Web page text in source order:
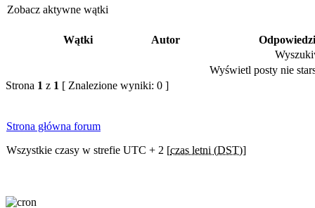
Zobacz aktywne wątki
Wątki Autor
Wyświetl posty nie
Strona 1 z 1 [ Znalezione wyniki: 0 ]
Strona główna forum
Wszystkie czasy w strefie UTC + 2 [czas letni (DST)]